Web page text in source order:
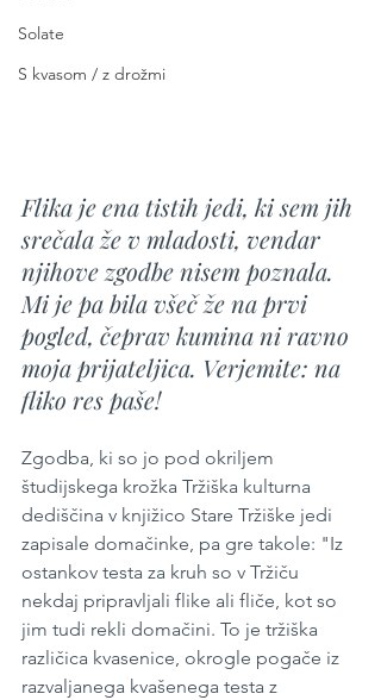
Solate
S kvasom / z drožmi
Flika je ena tistih jedi, ki sem jih
srečala že v mladosti, vendar
njihove zgodbe nisem poznala.
Mi je pa bila všeč že na prvi
pogled, čeprav kumina ni ravno
moja prijateljica. Verjemite: na
fliko res paše!
Zgodba, ki so jo pod okriljem
študijskega krožka Tržiška kulturna
dediščina v knjižico Stare Tržiške jedi
zapisale domačinke, pa gre takole: "Iz
ostankov testa za kruh so v Tržiču
nekdaj pripravljali flike ali fliče, kot so
jim tudi rekli domačini. To je tržiška
različica kvasenice, okrogle pogače iz
razvaljanega kvašenega testa z